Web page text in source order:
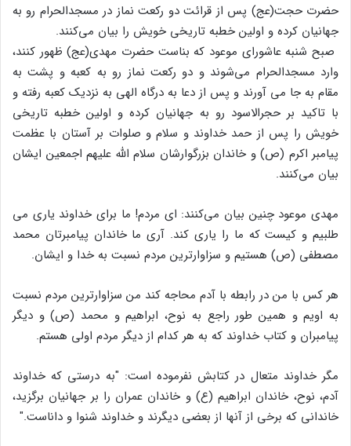
حضرت حجت(عج) پس از قرائت دو رکعت نماز در مسجدالحرام رو به
جهانیان کرده و اولین خطبه تاریخی خویش را بیان می‌کنند.
صبح شنبه عاشورای موعود که بناست حضرت مهدی(عج) ظهور کنند،
وارد مسجدالحرام می‌شوند و دو رکعت نماز رو به کعبه و پشت به
مقام به جا می آورند و پس از دعا به درگاه الهی به نزدیک کعبه رفته و
با تاکید بر حجرالاسود رو به جهانیان کرده و اولین خطبه تاریخی
خویش را پس از حمد خداوند و سلام و صلوات بر آستان با عظمت
پیامبر اکرم (ص) و خاندان بزرگوارشان سلام الله علیهم اجمعین ایشان
بیان می‌کنند.
مهدی موعود چنین بیان می‌کنند: ای مردم! ما برای خداوند یاری می
طلبیم و کیست که ما را یاری کند. آری ما خاندان پیامبرتان محمد
مصطفی (ص) هستیم و سزاوارترین مردم نسبت به خدا و ایشان.
هر کس با من در رابطه با آدم محاجه کند من سزاوارترین مردم نسبت
به اویم و همین طور راجع به نوح، ابراهیم و محمد (ص) و دیگر
پیامبران و کتاب خداوند که به هر کدام از دیگر مردم اولی هستم.
مگر خداوند متعال در کتابش نفرموده است: "به درستی که خداوند
آدم، نوح، خاندان ابراهیم (ع) و خاندان عمران را بر جهانیان برگزید،
خاندانی که برخی از آنها از بعضی دیگرند و خداوند شنوا و داناست."